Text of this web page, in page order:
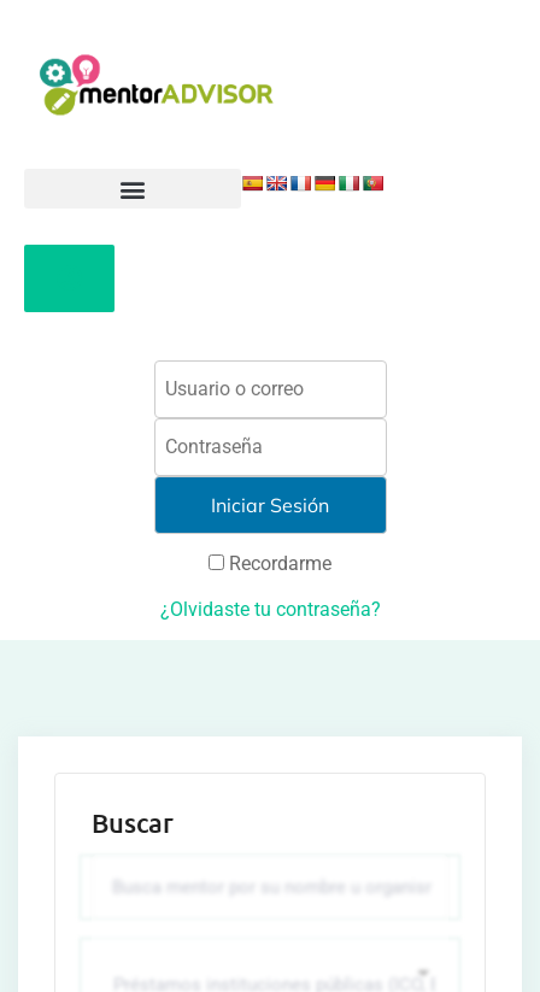
Recordarme
¿Olvidaste tu contraseña?
Buscar